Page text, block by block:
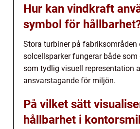
Hur kan vindkraft
symbol för
Stora turbiner på fabriksområden
solcellsparker fungerar både som
som tydlig visuell representation
ansvarstagande för miljön.
På vilket sätt
hållbarhet i